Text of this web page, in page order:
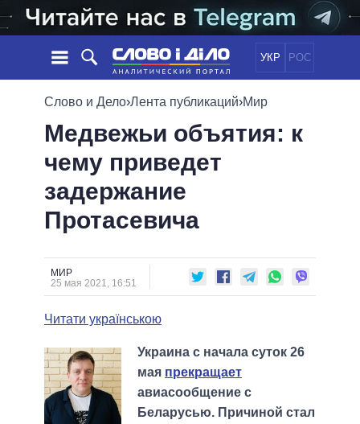
УКР РОС
НОВОСТИ
ЛЕНТА
СОБЫТИЯ
СТАТЬИ
МНЕНИЯ
ОБЗОРЫ
ДАЙДЖЕСТЫ
ПОЛИТИКА
ЭКОНОМИКА
ОБЕЩАНИЯ
ПОЛИТИКИ
ВСЕ ПОЛИТИКИ
ПРЕЗИДЕНТ И ОФИС
ВЕРХОВНАЯ РАДА
КАБИНЕТ МИНИСТРОВ
МЭРЫ
ВСЕ ПЕРСОНЫ
ПОДДЕРЖАТЬ
СРАВНЕНИЕ ПОЛИТИКОВ
Слово и Дело›Лента публикаций›Мир
Медвежьи объятия: к
чему приведет
задержание
Протасевича
МИР
25 мая 2021, 16:51
Читати українською
Украина с начала суток 26
мая прекращает
авиасообщение с
Беларусью. Причиной стал